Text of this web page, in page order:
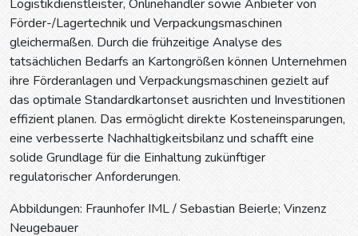
Logistikdienstleister, Onlinehändler sowie Anbieter von
Förder-/Lagertechnik und Verpackungsmaschinen
gleichermaßen. Durch die frühzeitige Analyse des
tatsächlichen Bedarfs an Kartongrößen können Unternehmen
ihre Förderanlagen und Verpackungsmaschinen gezielt auf
das optimale Standardkartonset ausrichten und Investitionen
effizient planen. Das ermöglicht direkte Kosteneinsparungen,
eine verbesserte Nachhaltigkeitsbilanz und schafft eine
solide Grundlage für die Einhaltung zukünftiger
regulatorischer Anforderungen.
Abbildungen: Fraunhofer IML / Sebastian Beierle; Vinzenz
Neugebauer